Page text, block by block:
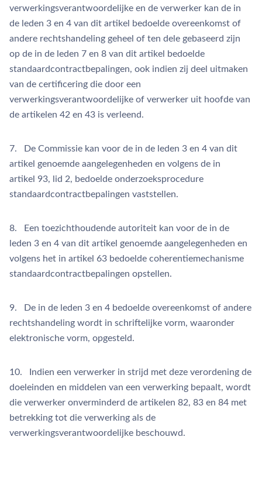
verwerkingsverantwoordelijke en de verwerker kan de in
de leden 3 en 4 van dit artikel bedoelde overeenkomst of
andere rechtshandeling geheel of ten dele gebaseerd zijn
op de in de leden 7 en 8 van dit artikel bedoelde
standaardcontractbepalingen, ook indien zij deel uitmaken
van de certificering die door een
verwerkingsverantwoordelijke of verwerker uit hoofde van
de artikelen 42 en 43 is verleend.
7. De Commissie kan voor de in de leden 3 en 4 van dit
artikel genoemde aangelegenheden en volgens de in
artikel 93, lid 2, bedoelde onderzoeksprocedure
standaardcontractbepalingen vaststellen.
8. Een toezichthoudende autoriteit kan voor de in de
leden 3 en 4 van dit artikel genoemde aangelegenheden en
volgens het in artikel 63 bedoelde coherentiemechanisme
standaardcontractbepalingen opstellen.
9. De in de leden 3 en 4 bedoelde overeenkomst of andere
rechtshandeling wordt in schriftelijke vorm, waaronder
elektronische vorm, opgesteld.
10. Indien een verwerker in strijd met deze verordening de
doeleinden en middelen van een verwerking bepaalt, wordt
die verwerker onverminderd de artikelen 82, 83 en 84 met
betrekking tot die verwerking als de
verwerkingsverantwoordelijke beschouwd.